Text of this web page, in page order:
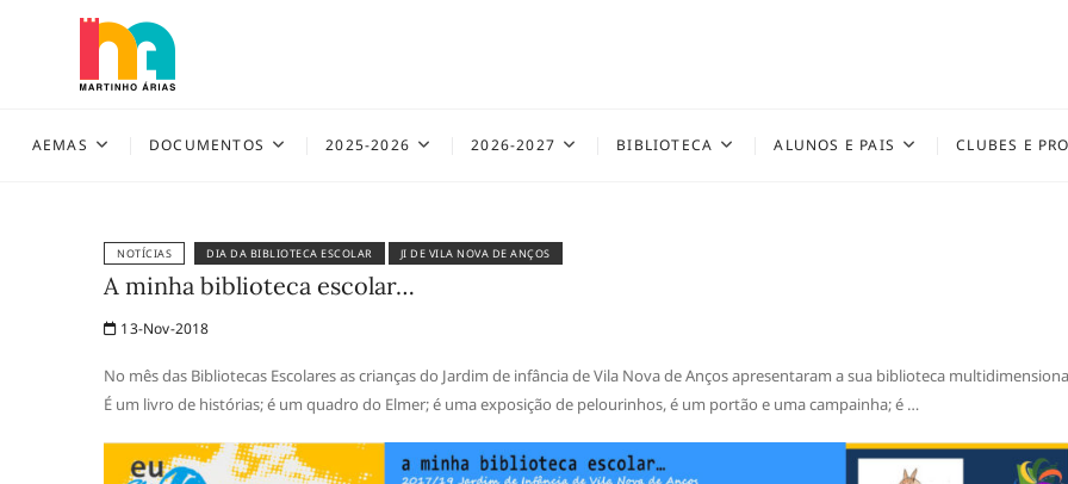
AEMAS DOCUMENTOS 2025-2026 2026-2027 BIBLIOTECA ALUNOS E PAIS CLUBES E
NOTÍCIAS DIA DA BIBLIOTECA ESCOLAR JI DE VILA NOVA DE ANÇOS
A minha biblioteca escolar…
13-Nov-2018
No mês das Bibliotecas Escolares as crianças do Jardim de infância de Vila Nova de Anços apresentaram a sua biblioteca
É um livro de histórias; é um quadro do Elmer; é uma exposição de pelourinhos, é um portão e uma campainha; é …